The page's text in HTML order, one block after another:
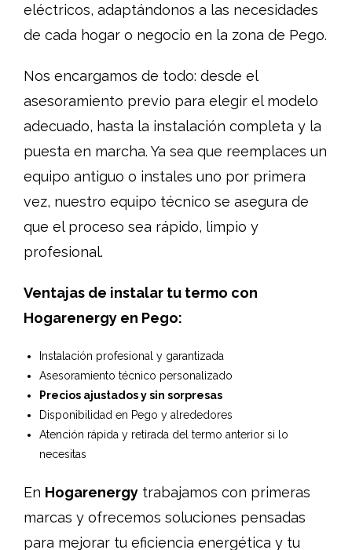
eléctricos, adaptándonos a las necesidades
de cada hogar o negocio en la zona de Pego.
Nos encargamos de todo: desde el
asesoramiento previo para elegir el modelo
adecuado, hasta la instalación completa y la
puesta en marcha. Ya sea que reemplaces un
equipo antiguo o instales uno por primera
vez, nuestro equipo técnico se asegura de
que el proceso sea rápido, limpio y
profesional.
Ventajas de instalar tu termo con
Hogarenergy en Pego:
Instalación profesional y garantizada
Asesoramiento técnico personalizado
Precios ajustados y sin sorpresas
Disponibilidad en Pego y alrededores
Atención rápida y retirada del termo anterior si lo
necesitas
En Hogarenergy trabajamos con primeras
marcas y ofrecemos soluciones pensadas
para mejorar tu eficiencia energética y tu